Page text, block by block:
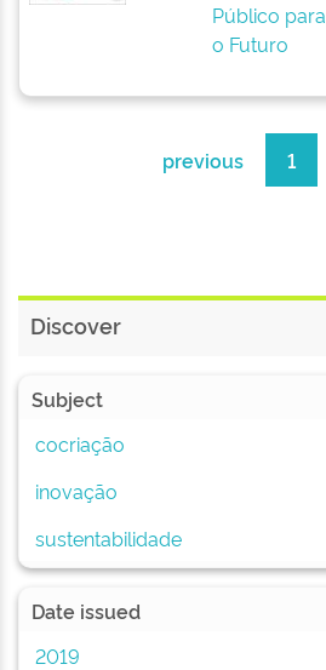
Público para
o Futuro
previous 1
Discover
Subject
cocriação
inovação
sustentabilidade
Date issued
2019